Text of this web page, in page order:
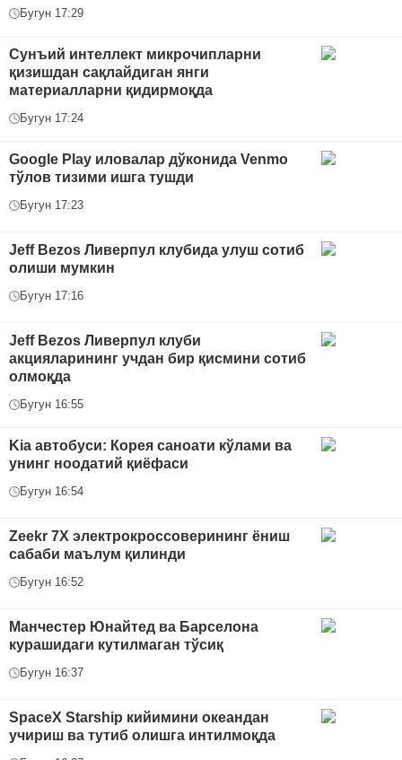
Бугун 17:29
Сунъий интеллект микрочипларни
қизишдан сақлайдиган янги
материалларни қидирмоқда
Бугун 17:24
Google Play иловалар дўконида Venmo
тўлов тизими ишга тушди
Бугун 17:23
Jeff Bezos Ливерпул клубида улуш сотиб
олиши мумкин
Бугун 17:16
Jeff Bezos Ливерпул клуби
акцияларининг учдан бир қисмини сотиб
олмоқда
Бугун 16:55
Kia автобуси: Корея саноати кўлами ва
унинг ноодатий қиёфаси
Бугун 16:54
Zeekr 7X электрокроссоверининг ёниш
сабаби маълум қилинди
Бугун 16:52
Манчестер Юнайтед ва Барселона
курашидаги кутилмаган тўсиқ
Бугун 16:37
SpaceX Starship кийимини океандан
учириш ва тутиб олишга интилмоқда